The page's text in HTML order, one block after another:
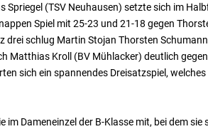
(TSV Neuhausen) setzte sich im
Spiel mit 25-23 und 21-18 gegen
drei schlug Martin Stojan Thorsten
Matthias Kroll (BV Mühlacker) deutlich
sich ein spannendes Dreisatzspiel,
im Dameneinzel der B-Klasse mit, bei dem sie